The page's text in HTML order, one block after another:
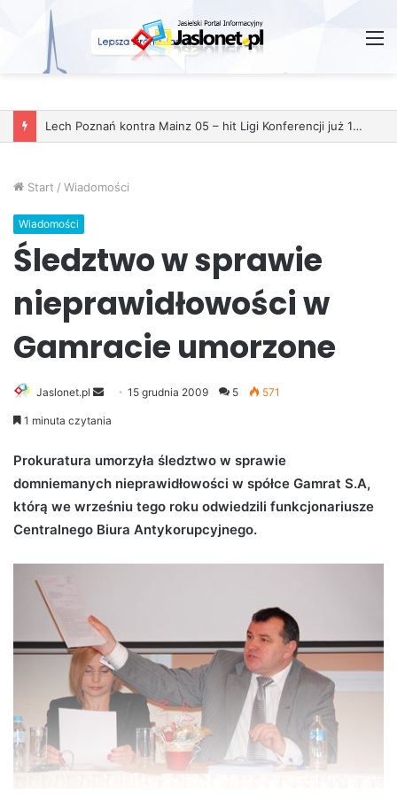
Lech Poznań kontra Mainz 05 – hit Ligi Konferencji już 11 grudnia
Start / Wiadomości
Wiadomości
Śledztwo w sprawie
nieprawidłowości w
Gamracie umorzone
Jaslonet.pl
e
d
a
a
15 grudnia 2009 5 571
1 minuta czytania
Prokuratura umorzyła śledztwo w sprawie
domniemanych nieprawidłowości w spółce Gamrat S.A,
którą we wrześniu tego roku odwiedzili funkcjonariusze
Centralnego Biura Antykorupcyjnego.